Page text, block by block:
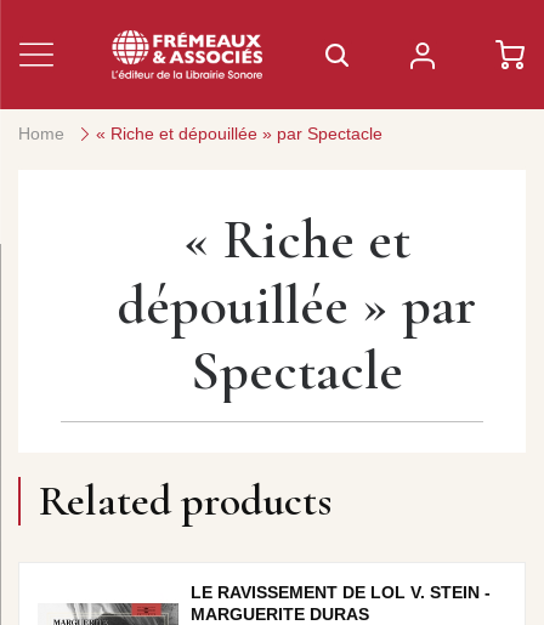
Home « Riche et dépouillée » par Spectacle
« Riche et
dépouillée » par
Spectacle
Related products
LE RAVISSEMENT DE LOL V. STEIN -
MARGUERITE DURAS